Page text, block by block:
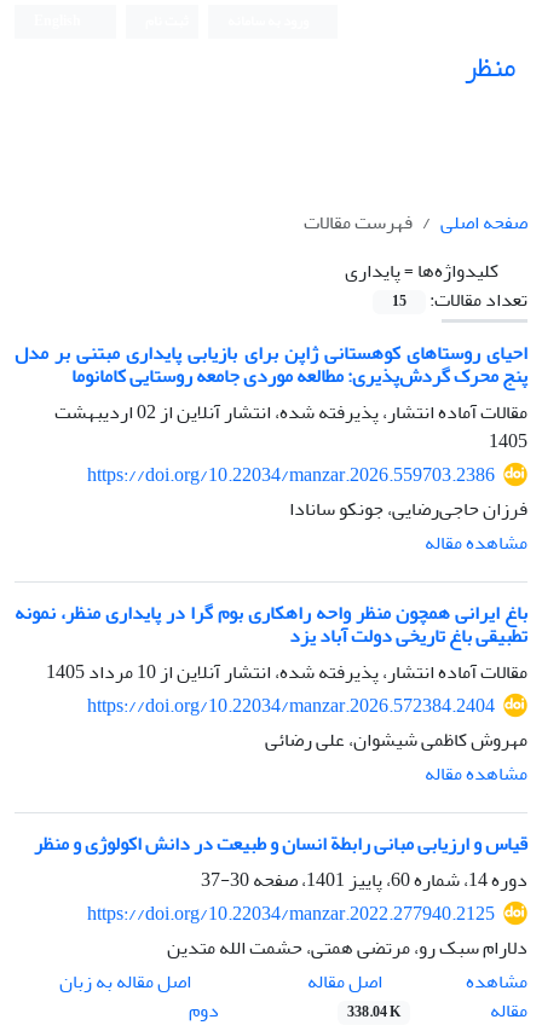
منظر
صفحه اصلی
فهرست مقالات
کلیدواژه‌ها =پایداری
تعداد مقالات:
15
احیای روستاهای کوهستانی ژاپن برای بازیابی پایداری مبتنی بر مدل
پنج محرک گردش‌پذیری: مطالعه موردی جامعه روستایی کامانوما
مقالات آماده انتشار، پذیرفته شده، انتشار آنلاین از
02 اردیبهشت
1405
https://doi.org/10.22034/manzar.2026.559703.2386
فرزان حاجی‌رضایی، جونکو سانادا
مشاهده مقاله
باغ ایرانی همچون منظر واحه راهکاری بوم گرا در پایداری منظر، نمونه
تطبیقی باغ تاریخی دولت آباد یزد
مقالات آماده انتشار، پذیرفته شده، انتشار آنلاین از10 مرداد 1405
https://doi.org/10.22034/manzar.2026.572384.2404
مهروش کاظمی شیشوان، علی رضائی
مشاهده مقاله
قیاس و ارزیابی مبانی رابطة انسان و طبیعت در دانش اکولوژی و منظر
دوره 14، شماره 60، پاییز 1401، صفحه
30-37
https://doi.org/10.22034/manzar.2022.277940.2125
دلارام سبک رو، مرتضی همتی، حشمت الله متدین
مشاهده
مقاله
اصل مقاله
338.04 K
اصل مقاله به زبان
دوم